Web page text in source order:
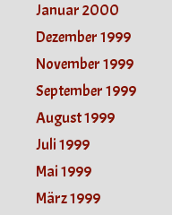
Januar 2000
Dezember 1999
November 1999
September 1999
August 1999
Juli 1999
Mai 1999
März 1999